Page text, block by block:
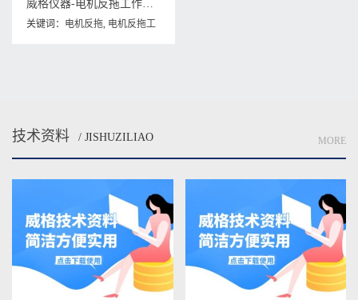
威格仪器-电机反拖工作原理
关键词： 电机反拖, 电机反拖工
技术资料 / JISHUZILIAO MORE